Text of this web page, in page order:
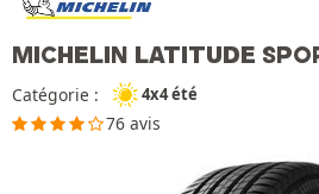
MICHELIN LATITUDE
Catégorie : 4x4 été
76 avis